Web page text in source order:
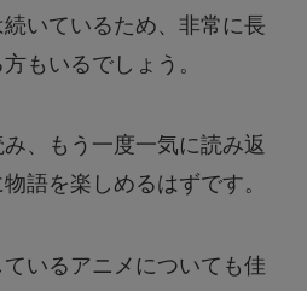
いているため、非常に長
もいるでしょう。
、もう一度一気に読み返
語を楽しめるはずです。
いるアニメについても佳